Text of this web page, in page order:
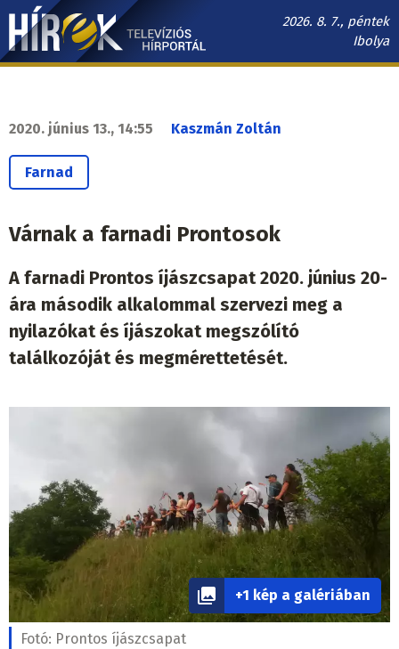
Ugrás
tartalomra
2026. 8. 7., péntek
Ibolya
Hírek.sk
navigáció
2020. június 13., 14:55 Kaszmán Zoltán
Farnad
Várnak a farnadi Prontosok
A farnadi Prontos íjászcsapat 2020. június 20-
ára második alkalommal szervezi meg a
nyilazókat és íjászokat megszólító
találkozóját és megmérettetését.
+1 kép a galériában
Fotó: Prontos íjászcsapat